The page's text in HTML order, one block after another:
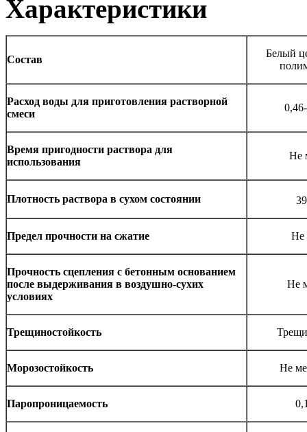
Характеристики
Состав
Белый
Расход воды для приготовления растворной
смеси
Время пригодности раствора для
использования
Не
Плотность раствора в сухом состоянии
Предел прочности на сжатие Не
Прочность сцепления с бетонным основанием
после выдерживания в воздушно-сухих
условиях
Не
Трещиностойкость
Морозостойкость Не
Паропроницаемость